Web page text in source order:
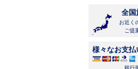
全国
お近く
ご提
様々なお支払
銀行